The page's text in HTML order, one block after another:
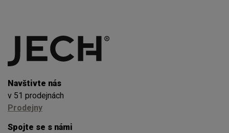
Navštivte nás
v 51 prodejnách
Prodejny
Spojte se s námi